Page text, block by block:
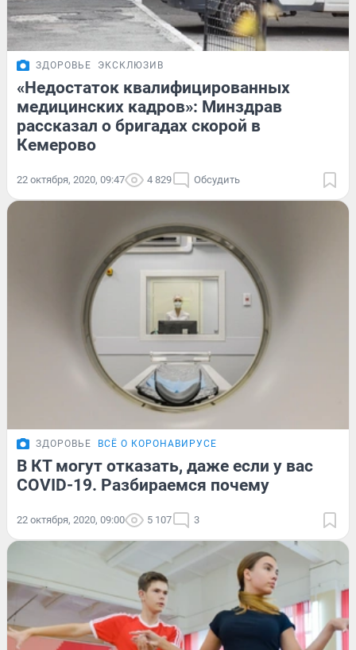
ЗДОРОВЬЕ ЭКСКЛЮЗИВ
«Недостаток квалифицированных
медицинских кадров»: Минздрав
рассказал о бригадах скорой в
Кемерово
22 октября, 2020, 09:47 4 829 Обсудить
ЗДОРОВЬЕ ВСЁ О КОРОНАВИРУСЕ
В КТ могут отказать, даже если у вас
COVID-19. Разбираемся почему
22 октября, 2020, 09:00 5 107 3